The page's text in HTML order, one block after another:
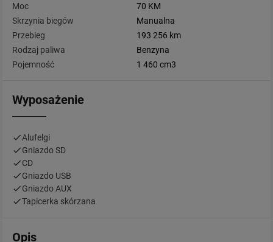
Moc
70 KM
Skrzynia biegów
Manualna
Przebieg
193 256 km
Rodzaj paliwa
Benzyna
Pojemność
1 460 cm3
Wyposażenie
Alufelgi
Gniazdo SD
CD
Gniazdo USB
Gniazdo AUX
Tapicerka skórzana
Opis